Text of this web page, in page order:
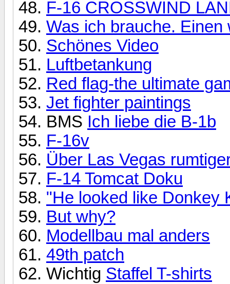
F-16 CROSSWIND
Was ich brauche.
Schönes Video
Luftbetankung
Red flag-the ultimate
Jet fighter paintings
BMS Ich liebe die B-1b
F-16v
Über Las Vegas
F-14 Tomcat Doku
"He looked like Donkey
But why?
Modellbau mal anders
49th patch
Wichtig Staffel T-shirts